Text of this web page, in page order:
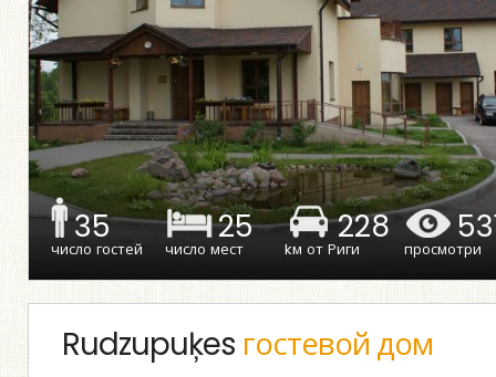
35
число гостей
25
число мест
228
kм от Риги просмотри
Rudzupuķes гостевой дом